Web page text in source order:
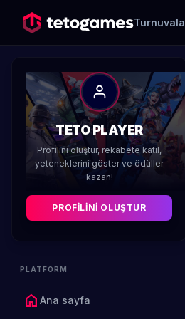
TETO PLAYER
Profilini oluştur, rekabete katıl,
yeteneklerini göster ve ödüller
kazan!
PROFILINI OLUŞTUR
PLATFORM
home Ana sayfa